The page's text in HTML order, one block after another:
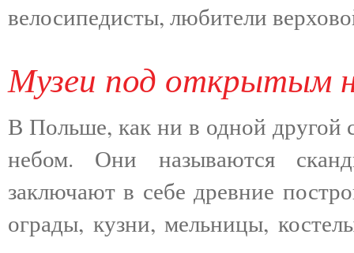
велосипедисты, любители
Музеи под открытым
В Польше, как ни в одной другой
небом. Они называются
заключают в себе древние
ограды, кузни, мельницы,